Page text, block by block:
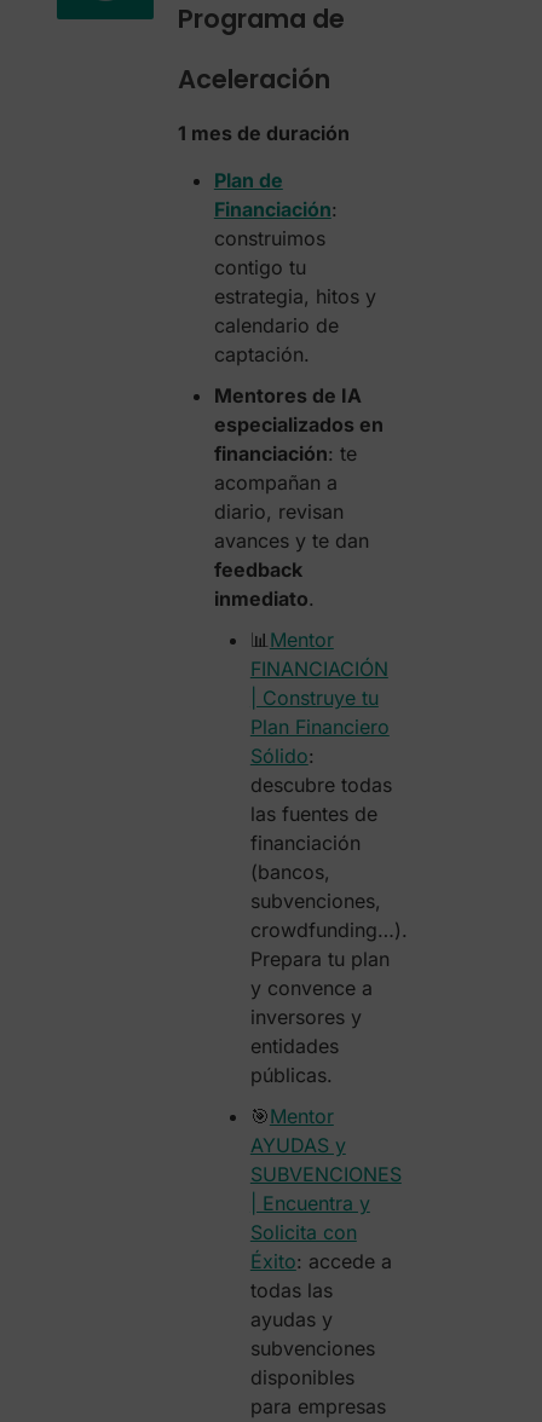
Programa de
Aceleración
1 mes de duración
Plan de
Financiación:
construimos
contigo tu
estrategia, hitos y
calendario de
captación.
Mentores de IA
especializados en
financiación: te
acompañan a
diario, revisan
avances y te dan
feedback
inmediato.
📊Mentor
FINANCIACIÓN
| Construye tu
Plan Financiero
Sólido:
descubre todas
las fuentes de
financiación
(bancos,
subvenciones,
crowdfunding…).
Prepara tu plan
y convence a
inversores y
entidades
públicas.
🎯Mentor
AYUDAS y
SUBVENCIONES
| Encuentra y
Solicita con
Éxito: accede a
todas las
ayudas y
subvenciones
disponibles
para empresas